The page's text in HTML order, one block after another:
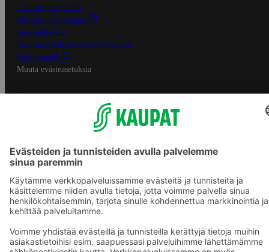
Tietosuojakäytäntö
Palvelun käyttöehdot
Saavutettavuus
Mobiilisovelluksen saavutettavuus
Mainostajalle
Muuta evästeasetuksia
S-ryhmän palvelut
S-ryhmä
Asiakasomistajuus
Yhteishyvä Ruoka -sovellus
S-ostoslista -sovellus
Prisma.fi
Sokos.fi
S-Pankki
Yhteishyvä